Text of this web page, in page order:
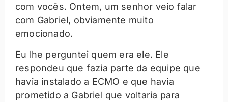
com vocês. Ontem, um senhor veio falar
com Gabriel, obviamente muito
emocionado.
Eu lhe perguntei quem era ele. Ele
respondeu que fazia parte da equipe que
havia instalado a ECMO e que havia
prometido a Gabriel que voltaria para